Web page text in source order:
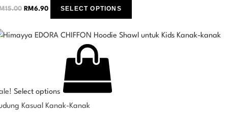
15.00 RM 6.90 SELECT OPTIONS
Select options
Kasual Kanak-Kanak